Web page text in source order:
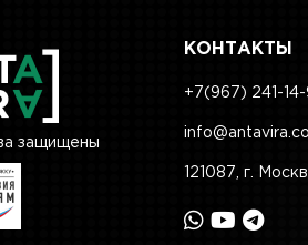
защищены
КОНТАКТЫ
+7(967) 241-14-
121087, г.